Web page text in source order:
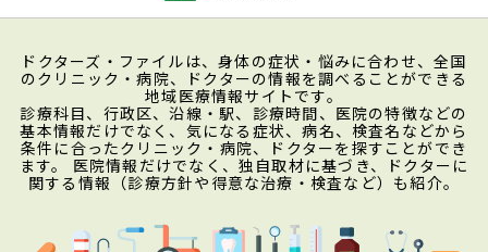
ドクターズ・ファイルは、身体の症状・悩みに合わせ、全国
のクリニック・病院、ドクターの情報を調べることができる
地域医療情報サイトです。
診療科目、行政区、沿線・駅、診療時間、医院の特徴などの
基本情報だけでなく、気になる症状、病名、検査名などから
条件に合ったクリニック・病院、ドクターを探すことができ
ます。 医院情報だけでなく、独自取材に基づき、ドクターに
関する情報（診療方針や得意な治療・検査など）も紹介。